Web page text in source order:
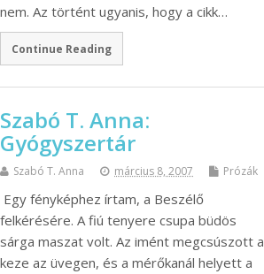
nem. Az történt ugyanis, hogy a cikk…
Continue Reading
Szabó T. Anna:
Gyógyszertár
Szabó T. Anna március 8, 2007 Prózák
Egy fényképhez írtam, a Beszélő
felkérésére. A fiú tenyere csupa büdös
sárga maszat volt. Az imént megcsúszott a
keze az üvegen, és a mérőkanál helyett a